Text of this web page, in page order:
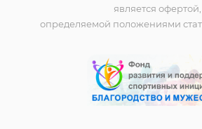
является офертой,
определяемой положениями